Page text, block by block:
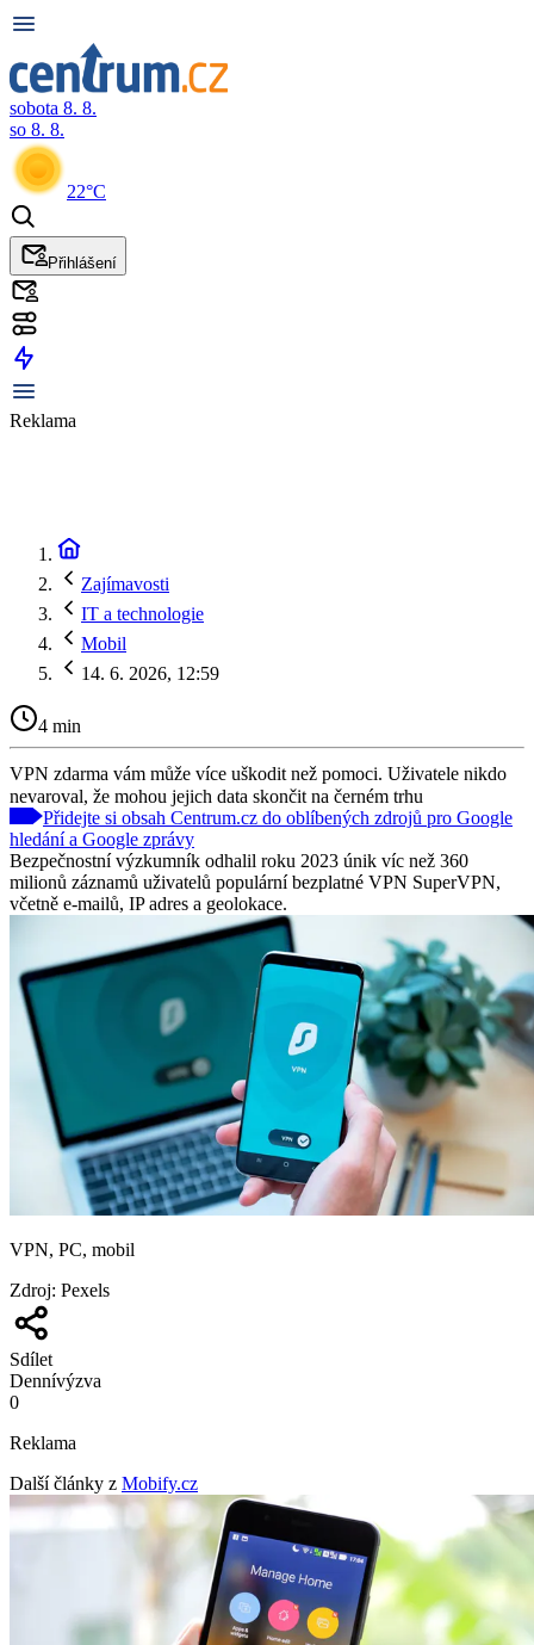
sobota 8. 8.
so 8. 8.
22°C
Přihlášení
Reklama
Zajímavosti
IT a technologie
Mobil
14. 6. 2026, 12:59
4 min
VPN zdarma vám může více uškodit než pomoci. Uživatele nikdo
nevaroval, že mohou jejich data skončit na černém trhu
Přidejte si obsah Centrum.cz do oblíbených zdrojů pro Google
hledání a Google zprávy
Bezpečnostní výzkumník odhalil roku 2023 únik víc než 360
milionů záznamů uživatelů populární bezplatné VPN SuperVPN,
včetně e-mailů, IP adres a geolokace.
VPN, PC, mobil
Zdroj: Pexels
Sdílet
Dennívýzva
0
Reklama
Další články z Mobify.cz